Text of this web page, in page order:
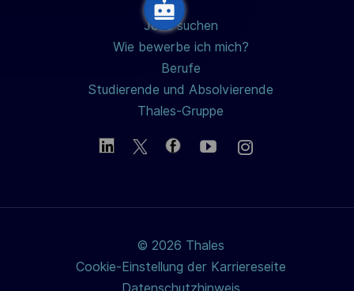
Jobs suchen
Wie bewerbe ich mich?
Berufe
Studierende und Absolvierende
Thales-Gruppe
© 2026 Thales
Cookie-Einstellung der Karriereseite
Datenschutzhinweis